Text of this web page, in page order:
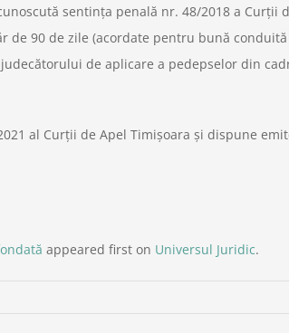
sentinţa penală nr. 48/2018 a Curţii
de 90 de zile (acordate pentru bună
de aplicare a pedepselor din
al Curţii de Apel Timişoara şi dispune
appeared first on Universul Juridic.